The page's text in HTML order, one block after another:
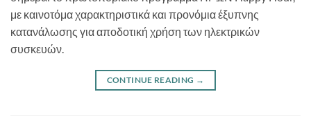
με καινοτόμα χαρακτηριστικά και προνόμια έξυπνης
κατανάλωσης για αποδοτική χρήση των ηλεκτρικών
συσκευών.
CONTINUE READING →